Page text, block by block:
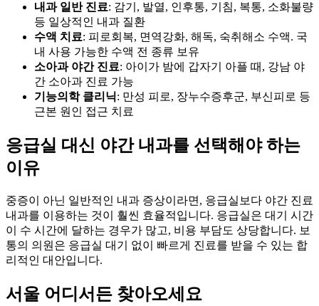
내과 일반 진료: 감기, 발열, 인후통, 기침, 복통, 소화불량
등 일상적인 내과 질환
수액 치료: 피로회복, 면역강화, 해독, 숙취해소 수액. 국
내 사용 가능한 수액 전 종류 보유
소아과 야간 진료: 아이가 밤에 갑자기 아플 때, 강남 야
간 소아과 진료 가능
기능의학 클리닉: 만성 피로, 장누수증후군, 부신피로 등
근본 원인 접근 치료
응급실 대신 야간 내과를 선택해야 하는
이유
중증이 아닌 일반적인 내과 증상이라면, 응급실보다 야간 진료
내과를 이용하는 것이 훨씬 효율적입니다. 응급실은 대기 시간
이 수 시간에 달하는 경우가 많고, 비용 부담도 상당합니다. 보
통의 의원은 응급실 대기 없이 빠르게 진료를 받을 수 있는 합
리적인 대안입니다.
서울 어디서든 찾아오세요